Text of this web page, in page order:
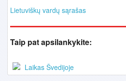
Lietuviškų vardų sąrašas
Taip pat apsilankykite:
Laikas Švedijoje